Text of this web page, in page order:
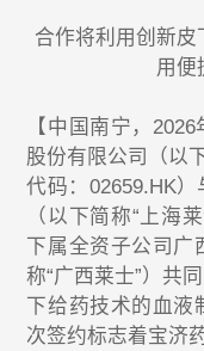
合作将利用创新
用便
【中国南宁，
股份有限公司（以
代码：02659.HK
（以下简称“上海
下属全资子公司广
称“广西莱士”）共
下给药技术的血液
次签约标志着宝济